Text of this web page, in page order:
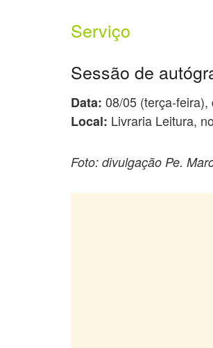
Serviço
Sessão de
Data: 08/05 (terça-feira),
Local: Livraria Leitura,
Foto: divulgação Pe.